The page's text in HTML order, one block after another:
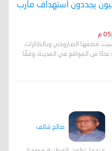
يجددون استهداف مأرب
قصفها الصاروخي وبالطائرات
من المواقع في المدينة، وفقًا
صالح شائف